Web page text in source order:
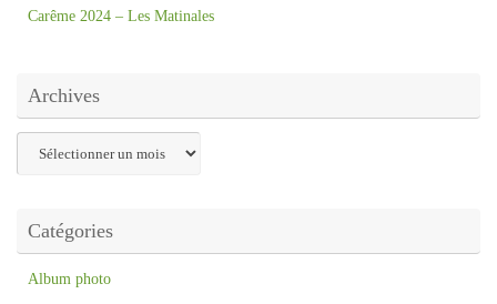
Carême 2024 – Les Matinales
Archives
Catégories
Album photo